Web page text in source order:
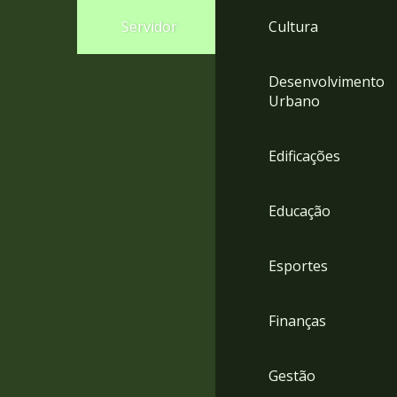
Servidor Cultura
Desenvolvimento
Urbano
Edificações
Educação
Esportes
Finanças
Gestão